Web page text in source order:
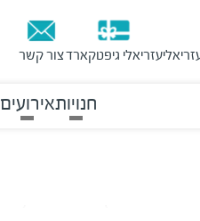
עזריאלי גיפטקארדצור קשר
חנויותאירועים